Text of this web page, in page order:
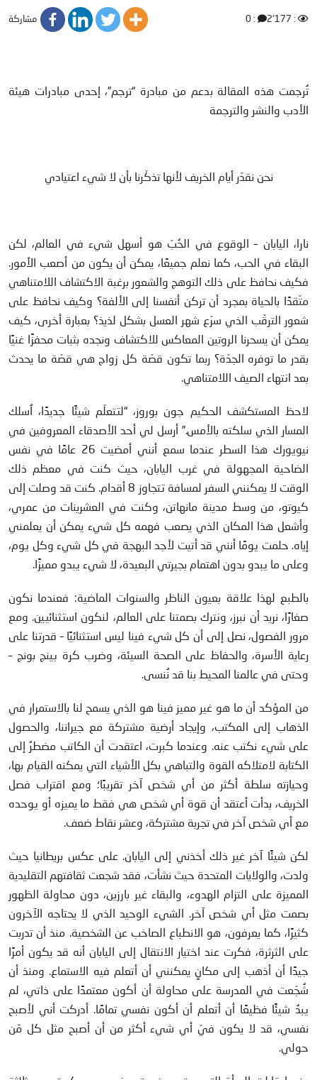
: 2٬177 : 0 مشاركة
تُرجمت هذه المقالة بدعم من مبادرة “ترجم”، إحدى مبادرات هيئة
الأدب والنشر والترجمة
نحن نقدّر أيام الخريف لأنها تذكّرنا بأن لا شيء اعتيادي
نارا، اليابان – الوقوع في الحُبّ هو أسهل شيء في العالم، لكن
البقاء في الحب، كما نعلم جميعًا، يمكن أن يكون من أصعب الأمور.
فكيف نحافظ على ذلك التوهج والشعور برغبة الاكتشاف اللامتناهي
متّقدًا بالحياة بمجرد أن تركن أنفسنا إلى الألفة؟ وكيف نحافظ على
شعور الترقّب الذي سرّع شهر العسل بشكل لذيذ؟ بعبارة أخرى، كيف
يمكن أن يسحرنا الروتين المعاكس للاكتشاف ونجده بثبات محفزًا غنيًا
بقدر ما توفره الجدّة؟ ربما تكون قصّة كل زواج هي قصّة ما يحدث
بعد انتهاء الصيف اللامتناهي.
لاحظ المستكشف الحكيم جون بوروز، “لتتعلّم شيئًا جديدًا، اُسلك
المسار الذي سلكته بالأمس.” أرسل لي أحد الأصدقاء المعروفين في
نيويورك هذا السطر عندما سمع أنني أمضيت 26 عامًا في نفس
الضاحية المجهولة في غرب اليابان، حيث كنت في معظم ذلك
الوقت لا يمكنني السفر لمسافة تتجاوز 8 أقدام. كنت قد وصلت إلى
كيوتو، من وسط مدينة مانهاتن، وكنت في العشرينات من عمري،
وأشعل هذا المكان الذي يصعب فهمه كل شيء يمكن أن يعلمني
إياه. حلمت يومًا أنني قد أتيت لأجد البهجة في كل شيء وكل يوم،
وعلى ما يبدو بدون اهتمام بجيرتي البعيدة، لا شيء يبدو مميزًا.
بالطبع لهذا علاقة بعيون الناظر والسنوات الماضية: فعندما نكون
صغارًا، نريد أن نبرز، ونترك بصمتنا على العالم، لنكون استثنائيين. ومع
مرور الفصول، نصل إلى أن كل شيء فينا ليس استثنائيًا – قدرتنا على
رعاية الأسرة، والحفاظ على الصحة السيئة، وضرب كرة بينج بونج –
وحتى في عالمنا المحيط بنا قد نُنسى.
من المؤكد أن ما هو غير مميز فينا هو الذي يسمح لنا بالاستمرار في
الذهاب إلى المكتب، وإيجاد أرضية مشتركة مع جيراننا، والحصول
على شيء نكتب عنه. وعندما كبرت، اعتقدت أن الكاتب مضطرٌ إلى
الكتابة لامتلاكه القوة والتباهي بكل الأشياء التي يمكنه القيام بها،
وحيازته سلطة أكثر من أي شخص آخر تقريبًا؛ ومع اقتراب فصل
الخريف، بدأت أعتقد أن قوة أي شخص هي فقط ما يميزه أو يوحده
مع أي شخص آخر في تجربة مشتركة، وعشر نقاط ضعف.
لكن شيئًا آخر غير ذلك أخذني إلى اليابان. على عكس بريطانيا حيث
ولدت، والولايات المتحدة حيث نشأت، فقد شجعت ثقافتهم التقليدية
المميزة على التزام الهدوء، والبقاء غير بارزين، دون محاولة الظهور
بصمت مثل أي شخص آخر. الشيء الوحيد الذي لا يحتاجه الآخرون
كثيرًا، كما يعرفون، هو الانطباع الصاخب عن الشخصية. منذ أن تدربت
على الثرثرة، فكرت عند اختيار الانتقال إلى اليابان أنه قد يكون أمرًا
جيدًا أن أذهب إلى مكانٍ يمكنني أن أتعلم فيه الاستماع. ومنذ أن
شُجّعت في المدرسة على محاولة أن أكون معتمدًا على ذاتي، لم
يبدُ شيئًا فظيعًا أن أتعلم أن أكون نفسي تمامًا. أدركت أني لأصبح
نفسي، قد لا يكون فيّ أي شيء أكثر من أن أصبح مثل كل مَن
حولي.